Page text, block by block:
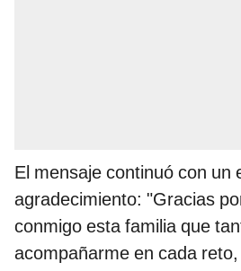
El mensaje continuó con un
agradecimiento: "Gracias
conmigo esta familia que
acompañarme en cada